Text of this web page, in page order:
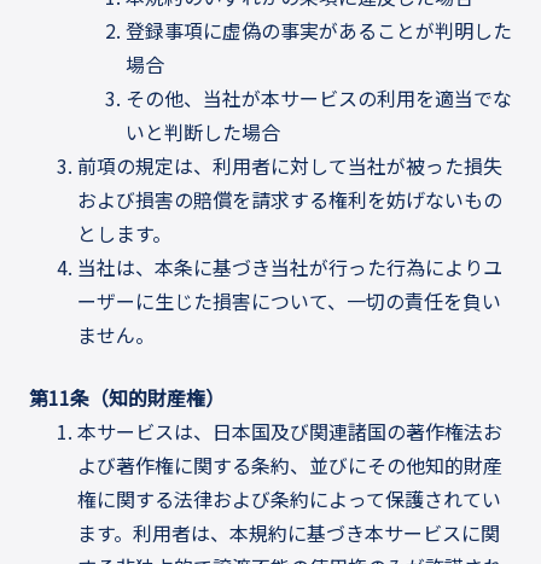
登録事項に虚偽の事実があることが判明した
場合
その他、当社が本サービスの利用を適当でな
いと判断した場合
前項の規定は、利用者に対して当社が被った損失
および損害の賠償を請求する権利を妨げないもの
とします。
当社は、本条に基づき当社が行った行為によりユ
ーザーに生じた損害について、一切の責任を負い
ません。
第11条（知的財産権）
本サービスは、日本国及び関連諸国の著作権法お
よび著作権に関する条約、並びにその他知的財産
権に関する法律および条約によって保護されてい
ます。利用者は、本規約に基づき本サービスに関